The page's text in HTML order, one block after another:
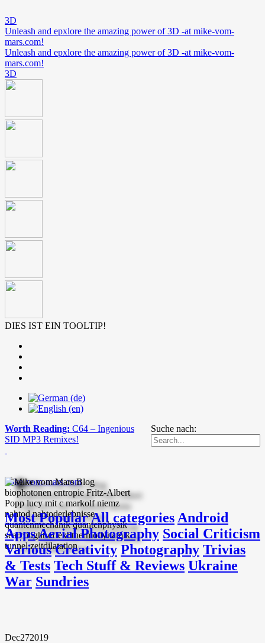
3D
Unleash and epxlore the amazing power of 3D -at mike-vom-
mars.com!
Unleash and epxlore the amazing power of 3D -at mike-vom-
mars.com!
3D
DIES IST EIN TOOLTIP!
Suche nach:
Worth Reading: C64 – Ingenious
SID MP3 Remixes!
mike-vom-mars.com
Most PopularAll categories Android
AppsAerial Photography Social Criticism
Various Creativity Photography Trivias
& Tests Tech Stuff & Reviews Ukraine
War Sundries
Dec272019